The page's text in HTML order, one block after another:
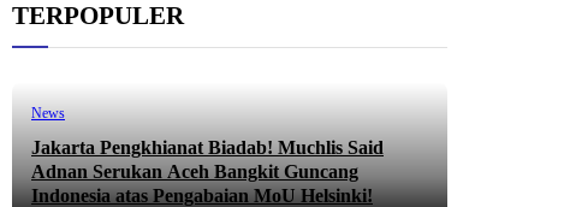
TERPOPULER
News
Jakarta Pengkhianat Biadab! Muchlis Said
Adnan Serukan Aceh Bangkit Guncang
Indonesia atas Pengabaian MoU Helsinki!